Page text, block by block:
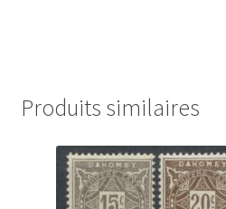
Produits similaires